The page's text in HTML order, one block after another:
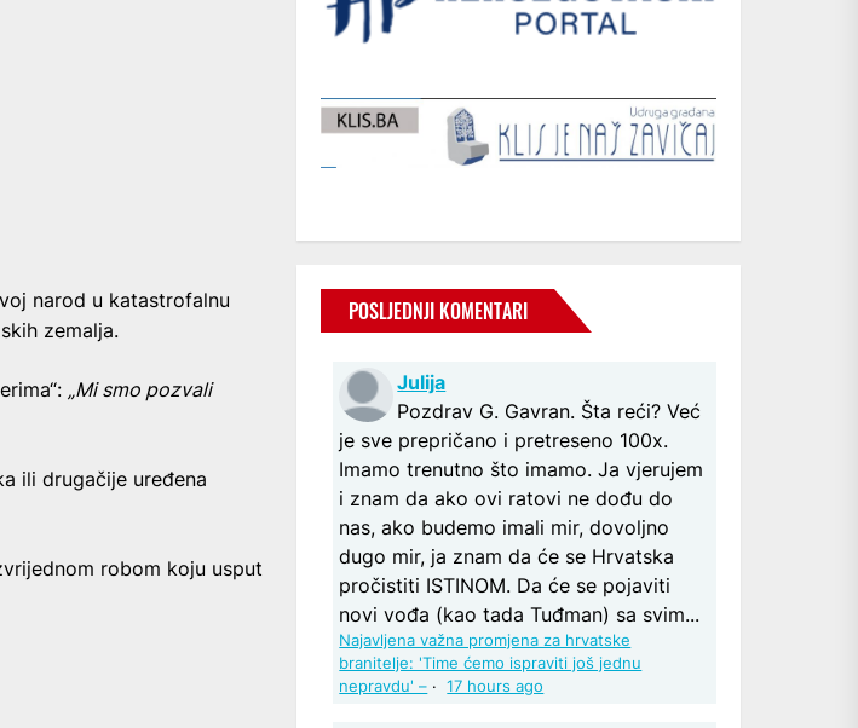
narod u katastrofalnu
zemalja.
„Mi smo pozvali
ili drugačije uređena
robom koju usput
POSLJEDNJI KOMENTARI
Julija
Pozdrav G. Gavran. Šta reći? Već
je sve prepričano i pretreseno 100x.
Imamo trenutno što imamo. Ja vjerujem
i znam da ako ovi ratovi ne dođu do
nas, ako budemo imali mir, dovoljno
dugo mir, ja znam da će se Hrvatska
pročistiti ISTINOM. Da će se pojaviti
novi vođa (kao tada Tuđman) sa svim...
Najavljena važna promjena za hrvatske
branitelje: 'Time ćemo ispraviti još jednu
nepravdu' – ·17 hours ago